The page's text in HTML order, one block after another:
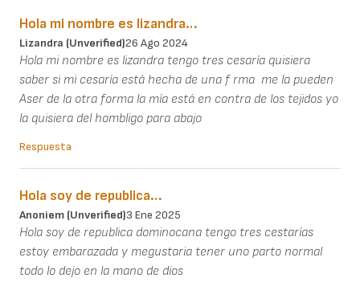
Hola mi nombre es lizandra…
Lizandra (unverified)26 Ago 2024
Hola mi nombre es lizandra tengo tres cesaría quisiera
saber si mi cesaría está hecha de una f rma me la pueden
Aser de la otra forma la mía está en contra de los tejidos yo
la quisiera del hombligo para abajo
Respuesta
Hola soy de republica…
Anoniem (unverified)3 Ene 2025
Hola soy de republica dominocana tengo tres cestarías
estoy embarazada y megustaria tener uno parto normal
todo lo dejo en la mano de dios